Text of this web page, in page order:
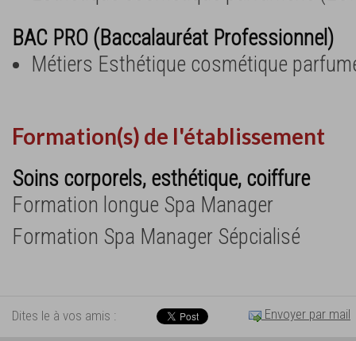
BAC PRO (Baccalauréat Professionnel)
Métiers Esthétique cosmétique
Formation(s) de l'établissement
Soins corporels, esthétique, coiffure
Formation longue Spa Manager
Formation Spa Manager Sépcialisé
Dites le à vos amis : Envoyer par mail